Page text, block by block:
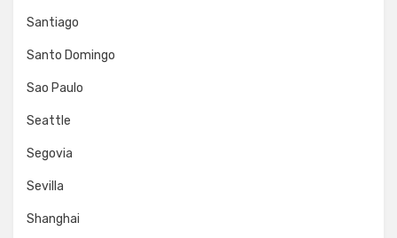
Santiago
Santo Domingo
Sao Paulo
Seattle
Segovia
Sevilla
Shanghai